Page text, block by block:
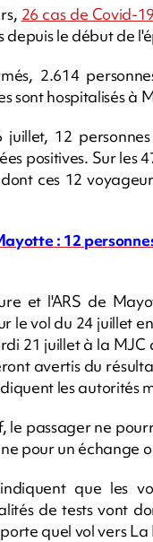
26 cas de Covid-
depuis le début de
2.614
sont hospitalisés à
juillet, 12
positives. Sur les
ces 12
: 12
et l'ARS de
le vol du 24 juillet
21 juillet à la
avertis du
les autorités
le passager ne
pour un échange
que les
de tests vont
quel vol vers La